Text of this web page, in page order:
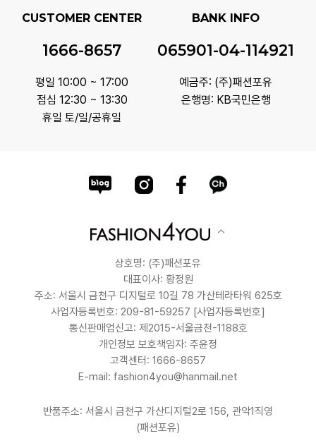
CUSTOMER CENTER
1666-8657
평일 10:00 ~ 17:00
점심 12:30 ~ 13:30
휴일 토/일/공휴일
BANK INFO
065901-04-114921
예금주: (주)패션포유
은행명: KB국민은행
상호명: (주)패션포유
대표이사: 황정원
주소: 서울시 금천구 디지털로 10길 78 가산테라타워 625호
사업자등록번호: 209-81-59257 [사업자등록번호]
통신판매업신고: 제2015-서울금천-1188호
개인정보 보호책임자: 주윤정
고객센터: 1666-8657
E-mail: fashion4you@hanmail.net
반품주소: 서울시 금천구 가산디지털2로 156, 관악1직영
(패션포유)